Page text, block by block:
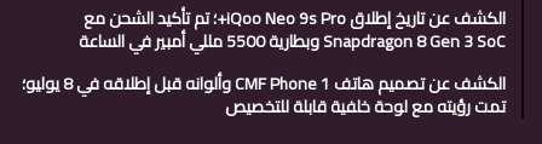
الكشف عن تاريخ إطلاق iQoo Neo 9s Pro+؛ تم تأكيد الشحن مع
Snapdragon 8 Gen 3 SoC وبطارية 5500 مللي أمبير في الساعة
الكشف عن تصميم هاتف CMF Phone 1 وألوانه قبل إطلاقه في 8 يوليو؛
تمت رؤيته مع لوحة خلفية قابلة للتخصيص